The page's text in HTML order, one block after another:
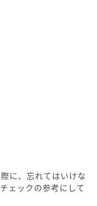
に、忘れてはいけな
ェックの参考にして